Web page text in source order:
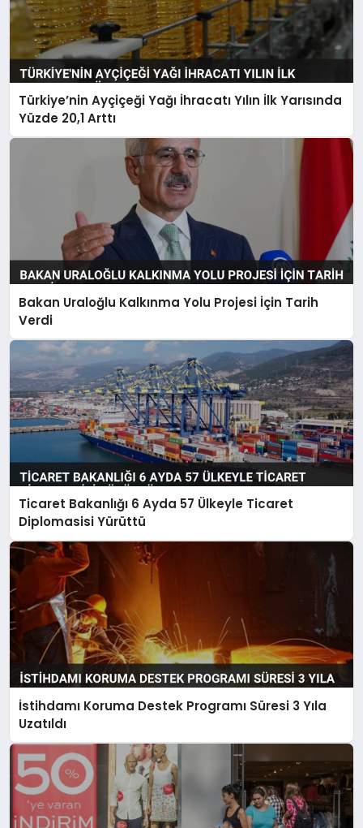
Türkiye’nin Ayçiçeği Yağı İhracatı Yılın İlk Yarısında
Yüzde 20,1 Arttı
Bakan Uraloğlu Kalkınma Yolu Projesi İçin Tarih
Verdi
Ticaret Bakanlığı 6 Ayda 57 Ülkeyle Ticaret
Diplomasisi Yürüttü
İstihdamı Koruma Destek Programı Süresi 3 Yıla
Uzatıldı